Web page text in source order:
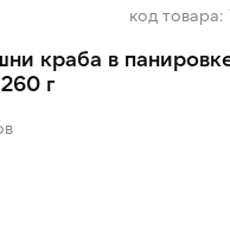
код
краба в
г